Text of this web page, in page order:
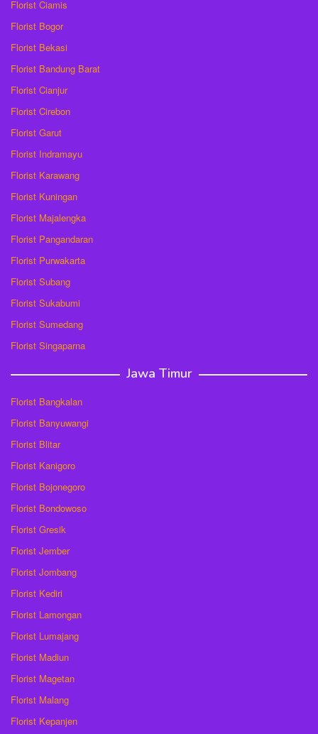
Florist Ciamis
Florist Bogor
Florist Bekasi
Florist Bandung Barat
Florist Cianjur
Florist Cirebon
Florist Garut
Florist Indramayu
Florist Karawang
Florist Kuningan
Florist Majalengka
Florist Pangandaran
Florist Purwakarta
Florist Subang
Florist Sukabumi
Florist Sumedang
Florist Singaparna
Jawa Timur
Florist Bangkalan
Florist Banyuwangi
Florist Blitar
Florist Kanigoro
Florist Bojonegoro
Florist Bondowoso
Florist Gresik
Florist Jember
Florist Jombang
Florist Kediri
Florist Lamongan
Florist Lumajang
Florist Madiun
Florist Magetan
Florist Malang
Florist Kepanjen